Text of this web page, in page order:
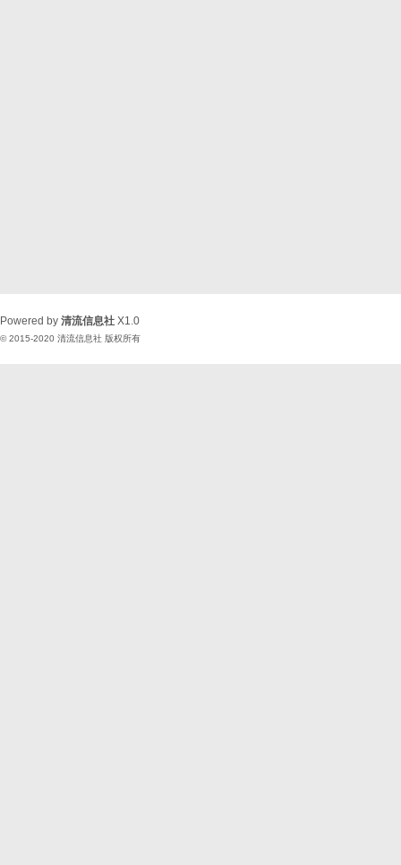
Powered by 清流信息社 X1.0
© 2015-2020 清流信息社 版权所有